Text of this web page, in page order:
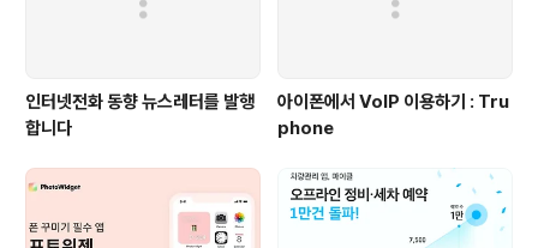
인터넷전화 동향 뉴스레터를 발행
합니다
아이폰에서 VoIP 이용하기 : Tru
phone